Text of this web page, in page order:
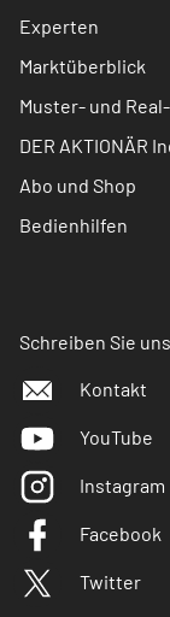
Experten
Marktüberblick
Muster- und
DER AKTIONÄR
Abo und Shop
Bedienhilfen
Schreiben Sie uns
Kontakt
YouTube
Instagram
Facebook
Twitter